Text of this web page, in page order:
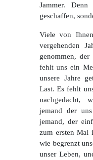
Jammer.
geschaffen,
Viele von
vergehenden
genommen,
fehlt uns ein
unsere Jahre
Last. Es fehlt
nachgedacht,
jemand der
jemand, der
zum ersten Mal
wie begrenzt
unser Leben,